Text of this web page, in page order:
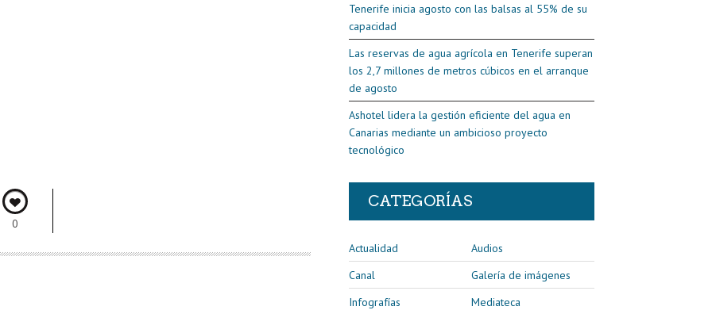
0
Tenerife inicia agosto con las balsas al 55% de su
capacidad
Las reservas de agua agrícola en Tenerife superan
los 2,7 millones de metros cúbicos en el arranque
de agosto
Ashotel lidera la gestión eficiente del agua en
Canarias mediante un ambicioso proyecto
tecnológico
CATEGORÍAS
Actualidad
Audios
Canal
Galería de imágenes
Infografías
Mediateca